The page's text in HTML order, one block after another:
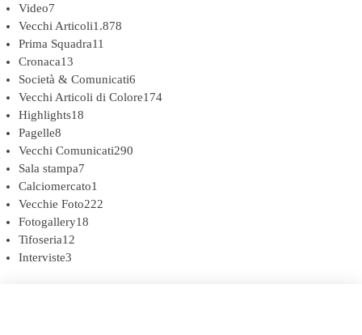
Video7
Vecchi Articoli1.878
Prima Squadra11
Cronaca13
Società & Comunicati6
Vecchi Articoli di Colore174
Highlights18
Pagelle8
Vecchi Comunicati290
Sala stampa7
Calciomercato1
Vecchie Foto222
Fotogallery18
Tifoseria12
Interviste3